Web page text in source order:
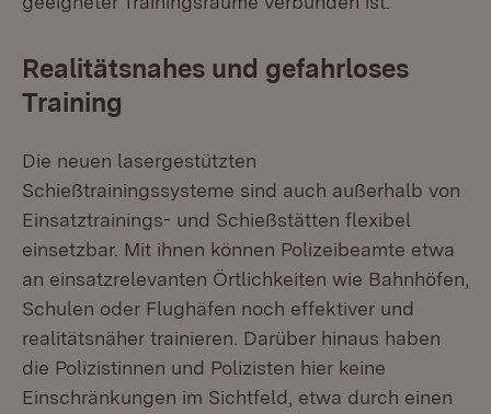
Realitätsnahes und gefahrloses
Training
Die neuen lasergestützten
Schießtrainingssysteme sind auch außerhalb von
Einsatztrainings- und Schießstätten flexibel
einsetzbar. Mit ihnen können Polizeibeamte etwa
an einsatzrelevanten Örtlichkeiten wie Bahnhöfen,
Schulen oder Flughäfen noch effektiver und
realitätsnäher trainieren. Darüber hinaus haben
die Polizistinnen und Polizisten hier keine
Einschränkungen im Sichtfeld, etwa durch einen